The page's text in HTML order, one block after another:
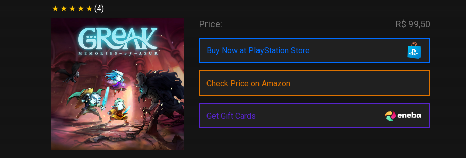
(4)
Price: R$ 99,50
Buy Now at PlayStation Store
Check Price on Amazon
Get Gift Cards